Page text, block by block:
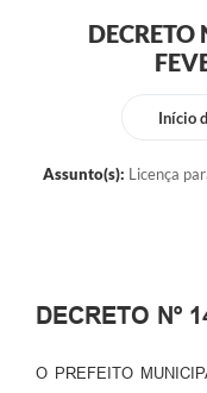
Início
Assunto(s): Licença
DECRETO Nº
O PREFEITO